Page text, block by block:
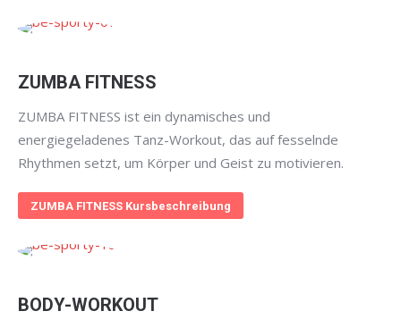
ZUMBA FITNESS
ZUMBA FITNESS ist ein dynamisches und
energiegeladenes Tanz-Workout, das auf fesselnde
Rhythmen setzt, um Körper und Geist zu motivieren.
ZUMBA FITNESS Kursbeschreibung
BODY-WORKOUT